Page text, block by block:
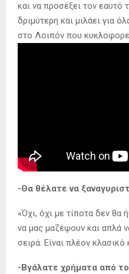
και να προσέξει τον εαυτό
δριμύτερη και μιλάει για
στο Λοιπόν που
-Θα θέλατε να
«Όχι, όχι με τίποτα δεν θα
να μας μαζέψουν και απλά
σειρά. Είναι πλέον
-Βγάλατε χρήματα από